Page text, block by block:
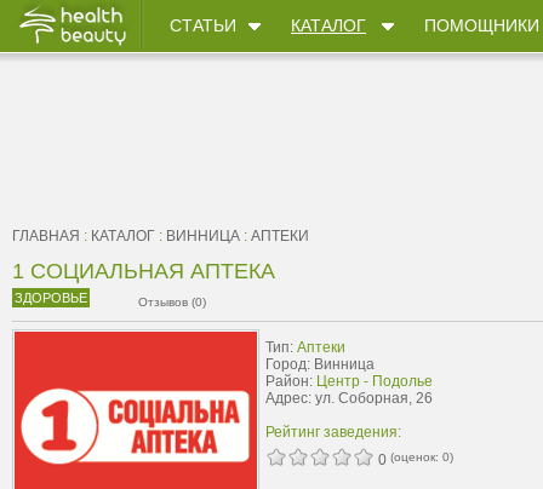
СТАТЬИ КАТАЛОГ ПОМОЩНИКИ
ГЛАВНАЯ : КАТАЛОГ : ВИННИЦА : АПТЕКИ
1 СОЦИАЛЬНАЯ АПТЕКА
ЗДОРОВЬЕ Отзывов (0)
Тип: Аптеки
Город: Винница
Район: Центр - Подолье
Адрес: ул. Соборная, 26
Рейтинг заведения:
0 (оценок: 0)